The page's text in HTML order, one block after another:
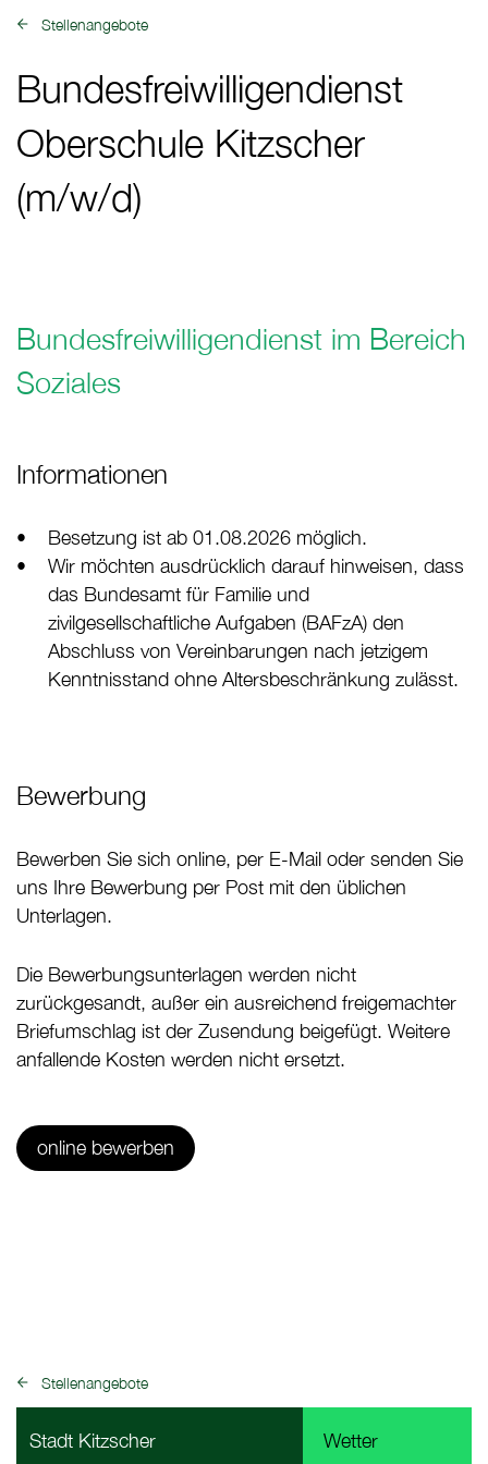
zurück zu:
Stellenangebote
Bundesfreiwilligendienst
Oberschule Kitzscher
(m/w/d)
Bundesfreiwilligendienst im Bereich
Soziales
Informationen
Besetzung ist ab 01.08.2026 möglich.
Wir möchten ausdrücklich darauf hinweisen, dass
das Bundesamt für Familie und
zivilgesellschaftliche Aufgaben (BAFzA) den
Abschluss von Vereinbarungen nach jetzigem
Kenntnisstand ohne Altersbeschränkung zulässt.
Bewerbung
Bewerben Sie sich online, per E-Mail oder senden Sie
uns Ihre Bewerbung per Post mit den üblichen
Unterlagen.
Die Bewerbungsunterlagen werden nicht
zurückgesandt, außer ein ausreichend freigemachter
Briefumschlag ist der Zusendung beigefügt. Weitere
anfallende Kosten werden nicht ersetzt.
online bewerben
zurück zu:
Stellenangebote
Fußbereich Informationen
Stadt Kitzscher Wetter